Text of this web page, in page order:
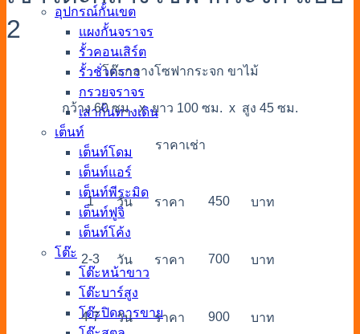
อุปกรณ์กั้นเขต
แผงกั้นจราจร
รั้วคอนเสิร์ต
รั้วชั่วคราว
กรวยจราจร
เสากั้นทางเดิน
เต็นท์
เต็นท์โดม
เต็นท์แอร์
เต็นท์พีระมิด
เต็นท์ฟูจิ
เต็นท์โค้ง
โต๊ะ
โต๊ะหน้าขาว
โต๊ะบาร์สูง
โต๊ะปิดการขาย
2
โต๊ะกลางโซฟากระจก ขาไม้
กว้าง 60 ซม. x ยาว 100 ซม. x สูง 45 ซม.
ราคาเช่า
1 วัน ราคา 450 บาท
2-3 วัน ราคา 700 บาท
4-7 วัน ราคา 900 บาท